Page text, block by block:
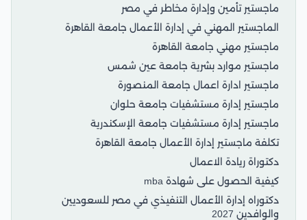
ماجستير تأمين وإدارة مخاطر في مصر
الماجستير المهني في إدارة الأعمال جامعة القاهرة
ماجستير مهني جامعة القاهرة
ماجستير موارد بشرية جامعة عين شمس
ماجستير ادارة اعمال جامعة المنصورة
ماجستير إدارة مستشفيات جامعة حلوان
ماجستير إدارة مستشفيات جامعة الإسكندرية
تكلفة ماجستير إدارة الأعمال جامعة القاهرة
دكتوراة ريادة الاعمال
كيفية الحصول على شهادة mba
دكتوراه إدارة الأعمال التنفيذي في مصر للسعوديين
والوافدين 2027